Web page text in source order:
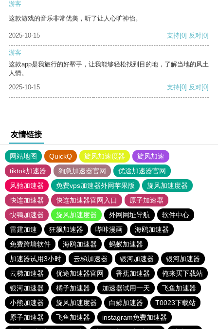
游客
这款游戏的音乐非常优美，听了让人心旷神怡。
2025-10-15 支持[0] 反对[0]
游客
这款app是我旅行的好帮手，让我能够轻松找到目的地，了解当地的风土
人情。
2025-10-15
支持[0] 反对[0]
友情链接
网站地图 QuickQ 旋风加速度器
旋风加速
tiktok加速器
狗急加速器官网
优途加速器官网
风驰加速器
免费vps加速器外网苹果版
旋风加速度器
快连加速器
快连加速器官网入口
原子加速器
快鸭加速器
旋风加速度器 外网网址导航
软件中心
雷霆加速
狂飙加速器 哔咔漫画
海鸥加速器
免费跨墙软件
海鸥加速器
蚂蚁加速器
加速器试用3小时
云梯加速器 银河加速器
银河加速器
云梯加速器
优途加速器官网 香蕉加速器
俺来买下载站
银河加速器
橘子加速器 加速器试用一天
飞鱼加速器
小熊加速器
旋风加速度器 白鲸加速器
T0023下载站
原子加速器
飞鱼加速器
instagram免费加速器